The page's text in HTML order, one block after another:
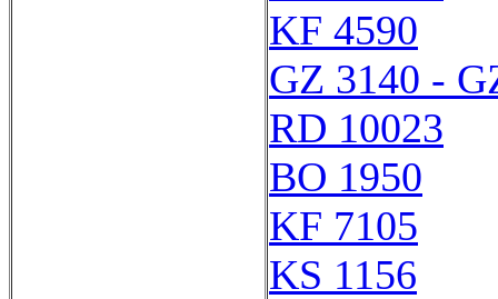
KF 4590
GZ 3140 -
RD 10023
BO 1950
KF 7105
KS 1156